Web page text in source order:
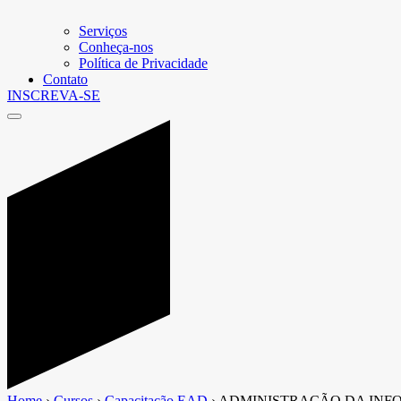
Serviços
Conheça-nos
Política de Privacidade
Contato
INSCREVA-SE